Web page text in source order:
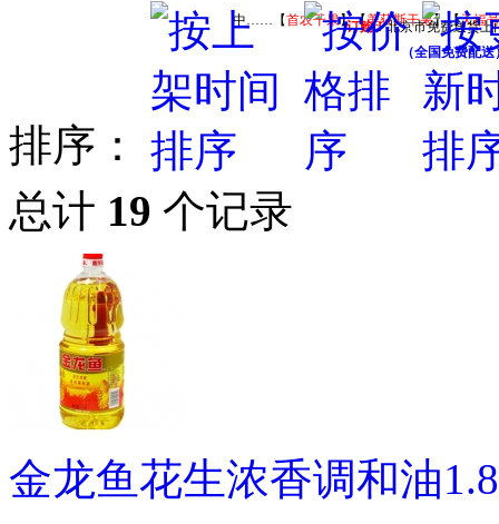
中……【首农干果】【美荻斯干果】【天福
（全国免费配送
订购！北京市免费送货上
排序：
总计 19 个记录
金龙鱼花生浓香调和油